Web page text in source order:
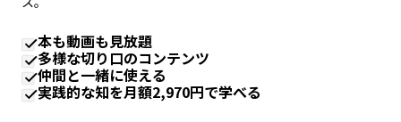
本も動画も見放題
多様な切り口のコンテンツ
仲間と一緒に使える
実践的な知を月額2,970円で学べる